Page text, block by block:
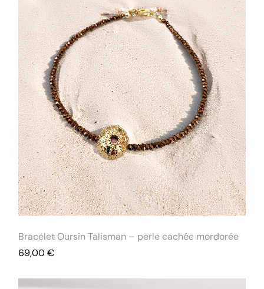
Bracelet Oursin Talisman – perle cachée mordorée
69,00€